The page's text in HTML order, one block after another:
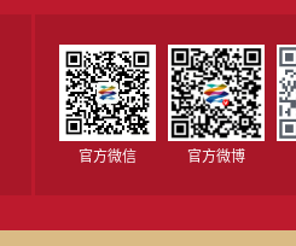
官方微信 官方微博